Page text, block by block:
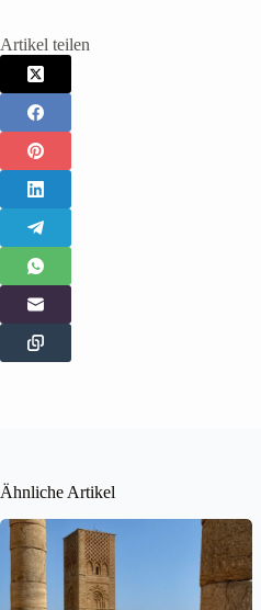
Artikel teilen
Ähnliche Artikel